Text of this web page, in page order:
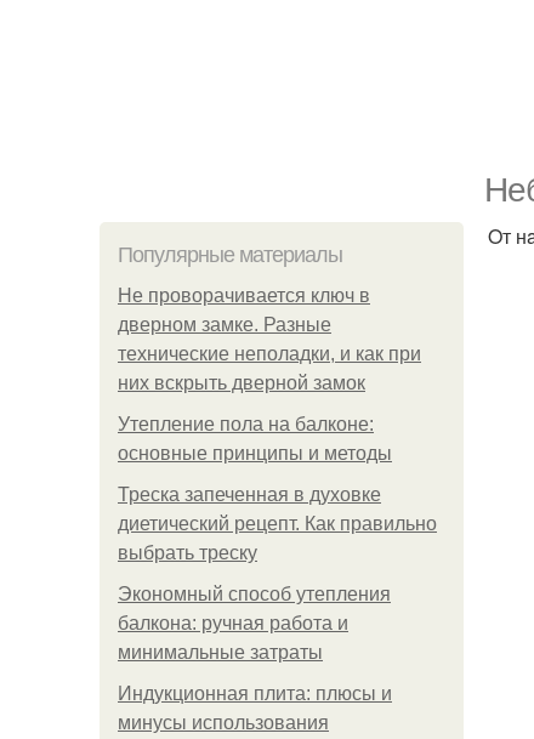
Популярные материалы
Не проворачивается ключ в
дверном замке. Разные
технические неполадки, и как при
них вскрыть дверной замок
Утепление пола на балконе:
основные принципы и методы
Треска запеченная в духовке
диетический рецепт. Как правильно
выбрать треску
Экономный способ утепления
балкона: ручная работа и
минимальные затраты
Индукционная плита: плюсы и
минусы использования
Oт